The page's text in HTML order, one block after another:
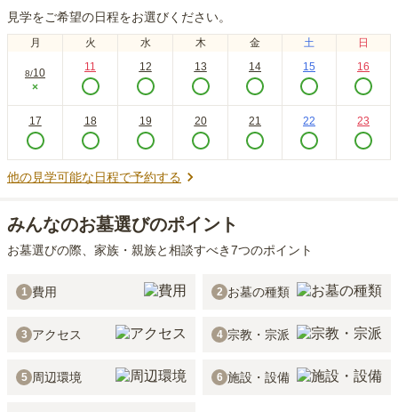
見学をご希望の日程をお選びください。
月 火 水 木 金 土 日
8/10
×
11 12 13 14 15 16
17 18 19 20 21 22 23
他の見学可能な日程で予約する
みんなのお墓選びのポイント
お墓選びの際、家族・親族と相談すべき7つのポイント
1 費用 2 お墓の種類
3 アクセス 4 宗教・宗派
5 周辺環境 6 施設・設備